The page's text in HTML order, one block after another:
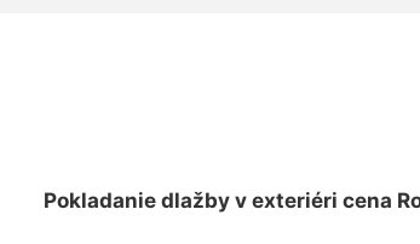
Pokladanie dlažby v exteriéri cena